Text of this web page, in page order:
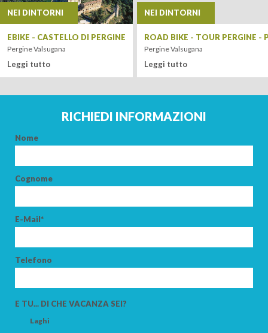
BAMBINI
Leaflet| Tiles ©MapQuest
NEI DINTORNI
EBIKE - CASTELLO DI PERGINE
Pergine Valsugana
Leggi tutto
NEI DINTORNI
ROAD BIKE - TOUR PERGINE -
Pergine Valsugana
Leggi tutto
RICHIEDI INFORMAZIONI
Nome
Cognome
E-Mail*
Telefono
E TU... DI CHE VACANZA SEI?
Laghi